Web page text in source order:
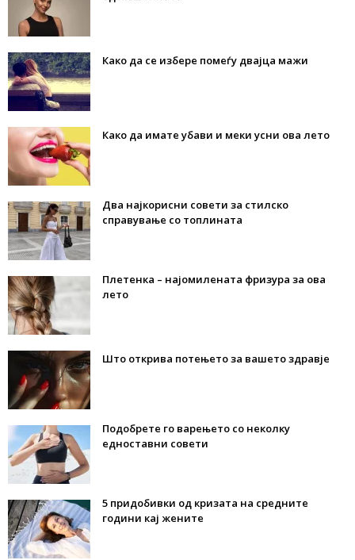
Како да се избере помеѓу двајца мажи
Како да имате убави и меки усни ова лето
Два најкорисни совети за стилско
справување со топлината
Плетенка – најомилената фризура за ова
лето
Што открива потењето за вашето здравје
Подобрете го варењето со неколку
едноставни совети
5 придобивки од кризата на средните
години кај жените